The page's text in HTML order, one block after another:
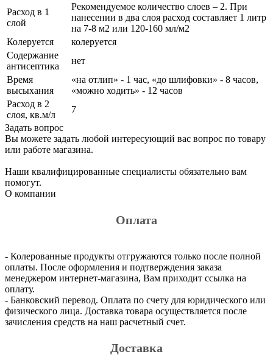
Расход в 1
слой
Рекомендуемое количество слоев – 2. При
нанесении в два слоя расход составляет 1 литр
на 7-8 м2 или 120-160 мл/м2
Колеруется
колеруется
Содержание
антисептика
нет
Время
высыхания
«на отлип» - 1 час, «до шлифовки» - 8 часов,
«можно ходить» - 12 часов
Расход в 2
слоя, кв.м/л
7
Задать вопрос
Вы можете задать любой интересующий вас вопрос по товару
или работе магазина.
Наши квалифицированные специалисты обязательно вам
помогут.
О компании
Оплата
- Колерованные продукты отгружаются только после полной
оплаты. После оформления и подтверждения заказа
менеджером интернет-магазина, Вам приходит ссылка на
оплату.
- Банковский перевод. Оплата по счету для юридического или
физического лица. Доставка товара осуществляется после
зачисления средств на наш расчетный счет.
Доставка